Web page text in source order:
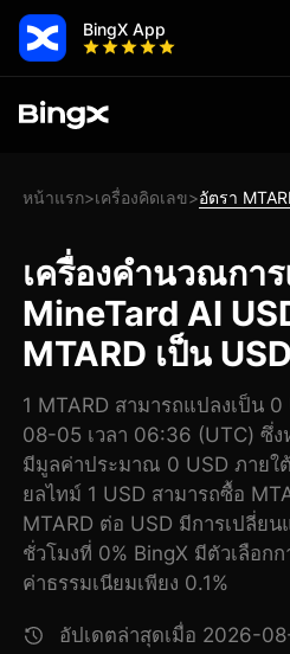
BingX App
หน้าแรก>เครื่องคิดเลข>อัตรา
เครื่องคำนวณกา
MineTard AI
MTARD เป็น USD
1 MTARD สามารถแปลงเป็น
08-05 เวลา 06:36 (UTC) ซึ่ง
มีมูลค่าประมาณ 0 USD ภายใ
ยลไทม์ 1 USD สามารถซื้อ
MTARD ต่อ USD มีการเปลี่ย
ชั่วโมงที่ 0% BingX มีตัวเลือก
ค่าธรรมเนียมเพียง 0.1%
อัปเดตล่าสุดเมื่อ 2026-